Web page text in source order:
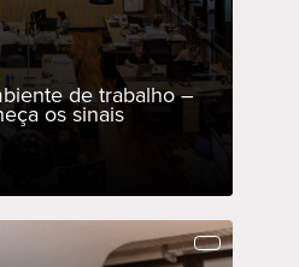
de trabalho –
os sinais